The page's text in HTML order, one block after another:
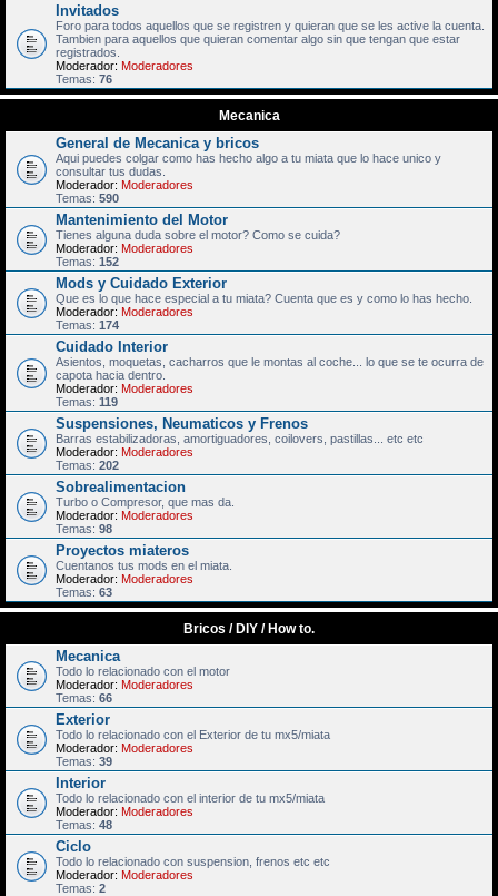
Invitados
Foro para todos aquellos que se registren y quieran que se les active la cuenta.
Tambien para aquellos que quieran comentar algo sin que tengan que estar
registrados.
Moderador: Moderadores
Temas: 76
Mecanica
General de Mecanica y bricos
Aqui puedes colgar como has hecho algo a tu miata que lo hace unico y
consultar tus dudas.
Moderador: Moderadores
Temas: 590
Mantenimiento del Motor
Tienes alguna duda sobre el motor? Como se cuida?
Moderador: Moderadores
Temas: 152
Mods y Cuidado Exterior
Que es lo que hace especial a tu miata? Cuenta que es y como lo has hecho.
Moderador: Moderadores
Temas: 174
Cuidado Interior
Asientos, moquetas, cacharros que le montas al coche... lo que se te ocurra de
capota hacia dentro.
Moderador: Moderadores
Temas: 119
Suspensiones, Neumaticos y Frenos
Barras estabilizadoras, amortiguadores, coilovers, pastillas... etc etc
Moderador: Moderadores
Temas: 202
Sobrealimentacion
Turbo o Compresor, que mas da.
Moderador: Moderadores
Temas: 98
Proyectos miateros
Cuentanos tus mods en el miata.
Moderador: Moderadores
Temas: 63
Bricos / DIY / How to.
Mecanica
Todo lo relacionado con el motor
Moderador: Moderadores
Temas: 66
Exterior
Todo lo relacionado con el Exterior de tu mx5/miata
Moderador: Moderadores
Temas: 39
Interior
Todo lo relacionado con el interior de tu mx5/miata
Moderador: Moderadores
Temas: 48
Ciclo
Todo lo relacionado con suspension, frenos etc etc
Moderador: Moderadores
Temas: 2